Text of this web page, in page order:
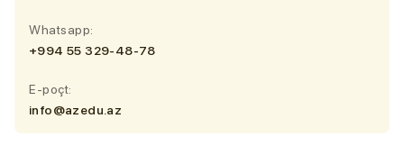
Whatsapp:
+994 55 329-48-78
E-poçt:
info@azedu.az